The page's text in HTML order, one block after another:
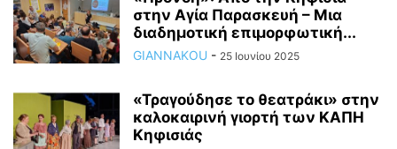
στην Αγία Παρασκευή – Μια
διαδημοτική επιμορφωτική...
GIANNAKOU - 25 Ιουνίου 2025
«Τραγούδησε το θεατράκι» στην
καλοκαιρινή γιορτή των ΚΑΠΗ
Κηφισιάς